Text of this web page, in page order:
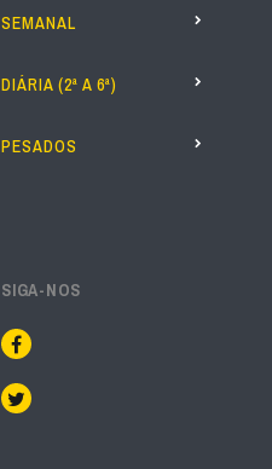
SEMANAL
DIÁRIA (2ª A 6ª)
PESADOS
SIGA-NOS